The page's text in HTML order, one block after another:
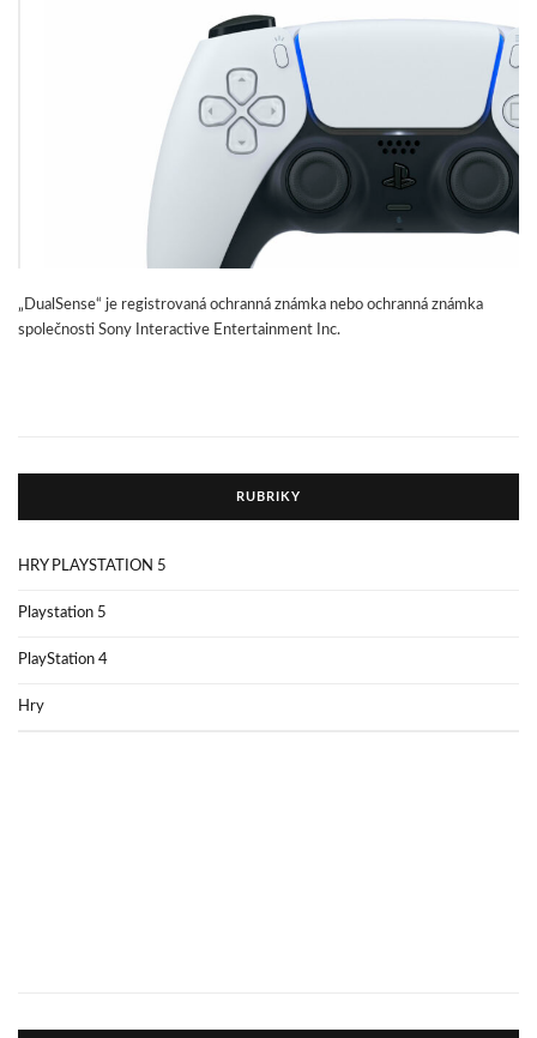
„DualSense“ je registrovaná ochranná známka nebo ochranná známka
společnosti Sony Interactive Entertainment Inc.
RUBRIKY
HRY PLAYSTATION 5
Playstation 5
PlayStation 4
Hry